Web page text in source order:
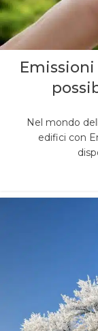
Nel mondo
edifici con